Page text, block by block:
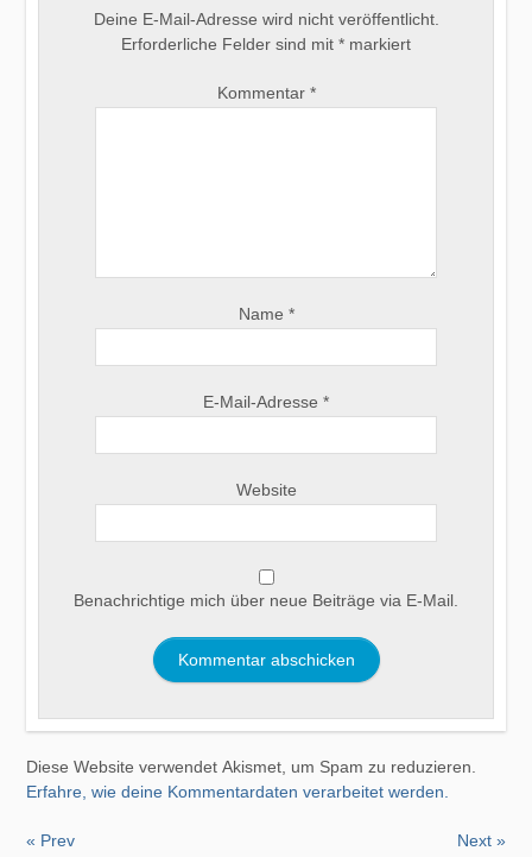
Deine E-Mail-Adresse wird nicht veröffentlicht.
Erforderliche Felder sind mit * markiert
Kommentar *
Name *
E-Mail-Adresse *
Website
Benachrichtige mich über neue Beiträge via E-Mail.
Diese Website verwendet Akismet, um Spam zu reduzieren.
Erfahre, wie deine Kommentardaten verarbeitet werden.
« Prev Next »